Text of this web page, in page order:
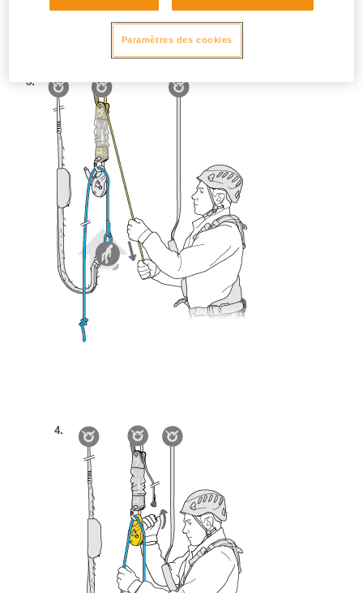
Paramètres des cookies